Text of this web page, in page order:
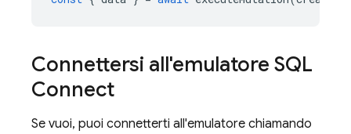
Connettersi all'emulatore SQL
Connect
Se vuoi, puoi connetterti all'emulatore chiamando